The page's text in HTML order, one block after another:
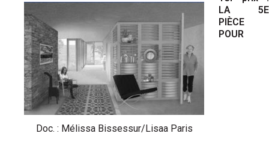
Doc. : Mélissa Bissessur/Lisaa Paris
LA 5E
PIÈCE
POUR